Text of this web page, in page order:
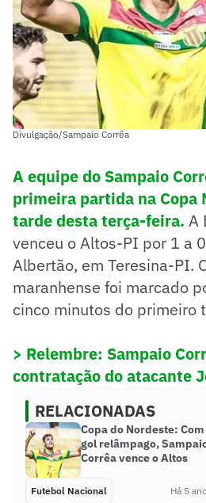
Divulgação/Sampaio Corrêa
A equipe do Sampaio
primeira partida na Copa
tarde desta terça-feira. A
venceu o Altos-PI por 1 a
Albertão, em Teresina-PI.
maranhense foi marcado
cinco minutos do primeiro
> Relembre: Sampaio
contratação do atacante
RELACIONADAS
Copa do Nordeste: Com
gol relâmpago,
Corrêa vence o Altos
Futebol Nacional Há 5